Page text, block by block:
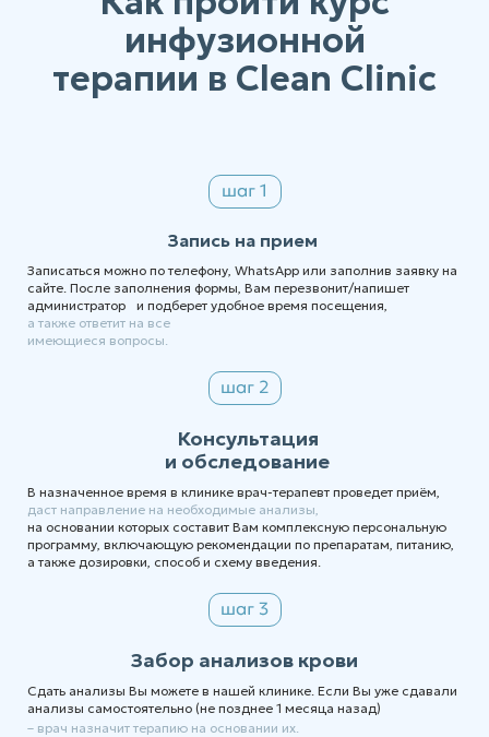
инфузионной
терапии в Clean Clinic
Запись на прием
Записаться можно по телефону, WhatsApp или заполнив заявку на
сайте. После заполнения формы, Вам перезвонит/напишет
администратор и подберет удобное время посещения,
а также ответит на все
имеющиеся вопросы.
Консультация
и обследование
В назначенное время в клинике врач-терапевт проведет приём,
даст направление на необходимые анализы,
на основании которых составит Вам комплексную персональную
программу, включающую рекомендации по препаратам, питанию,
а также дозировки, способ и схему введения.
Забор анализов крови
Сдать анализы Вы можете в нашей клинике. Если Вы уже сдавали
анализы самостоятельно (не позднее 1 месяца назад)
– врач назначит терапию на основании их.